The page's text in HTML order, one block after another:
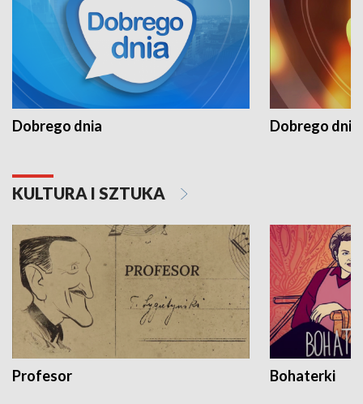
Dobrego dnia Dobrego dnia
KULTURA I SZTUKA
Profesor Bohaterki